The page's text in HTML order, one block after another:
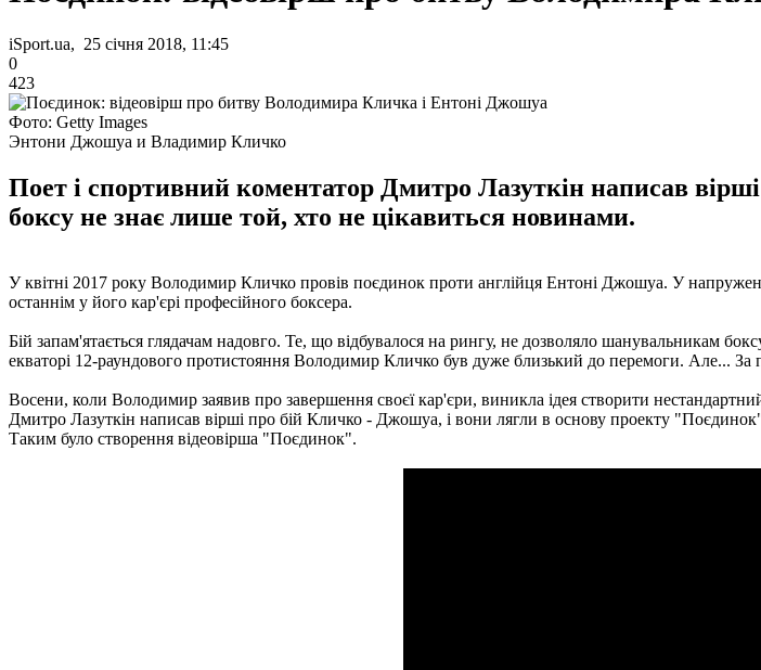
iSport.ua, 25 січня 2018, 11:45
0
423
Фото: Getty Images
Энтони Джошуа и Владимир Кличко
Поет і спортивний коментатор Дмитро Лазуткін написав
боксу не знає лише той, хто не цікавиться новинами.
У квітні 2017 року Володимир Кличко провів поєдинок проти англійця Ентоні Джошуа. У
останнім у його кар'єрі професійного боксера.
Бій запам'ятається глядачам надовго. Те, що відбувалося на рингу, не дозволяло шанувальникам
екваторі 12-раундового протистояння Володимир Кличко був дуже близький до перемоги. Але...
Восени, коли Володимир заявив про завершення своєї кар'єри, виникла ідея створити
Дмитро Лазуткін написав вірші про бій Кличко - Джошуа, і вони лягли в основу проекту
Таким було створення відеовірша "Поєдинок".